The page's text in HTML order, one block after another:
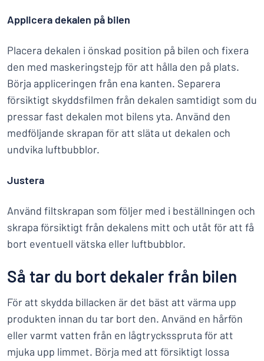
Applicera dekalen på bilen
Placera dekalen i önskad position på bilen och fixera
den med maskeringstejp för att hålla den på plats.
Börja appliceringen från ena kanten. Separera
försiktigt skyddsfilmen från dekalen samtidigt som du
pressar fast dekalen mot bilens yta. Använd den
medföljande skrapan för att släta ut dekalen och
undvika luftbubblor.
Justera
Använd filtskrapan som följer med i beställningen och
skrapa försiktigt från dekalens mitt och utåt för att få
bort eventuell vätska eller luftbubblor.
Så tar du bort dekaler från bilen
För att skydda billacken är det bäst att värma upp
produkten innan du tar bort den. Använd en hårfön
eller varmt vatten från en lågtrycksspruta för att
mjuka upp limmet. Börja med att försiktigt lossa